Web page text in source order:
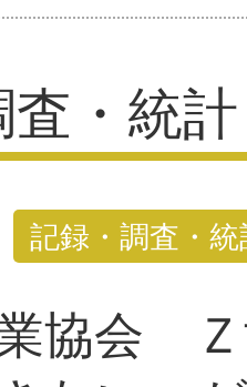
・統計
記録・調査・
協会